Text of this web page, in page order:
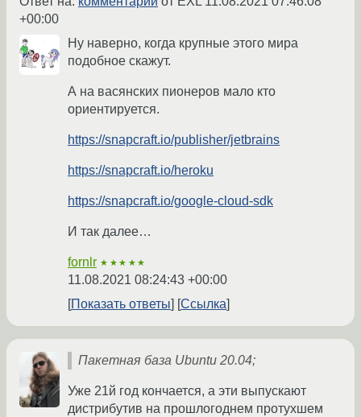
+00:00
Ну наверно, когда крупные этого мира
подобное скажут.
А на васянских пионеров мало кто
ориентируется.
https://snapcraft.io/publisher/jetbrains
https://snapcraft.io/heroku
https://snapcraft.io/google-cloud-sdk
И так далее…
fornlr ★★★★★
11.08.2021 08:24:43 +00:00
Показать ответы
Ссылка
Пакетная база Ubuntu 20.04;
Уже 21й год кончается, а эти выпускают
дистрибутив на прошлогоднем протухшем